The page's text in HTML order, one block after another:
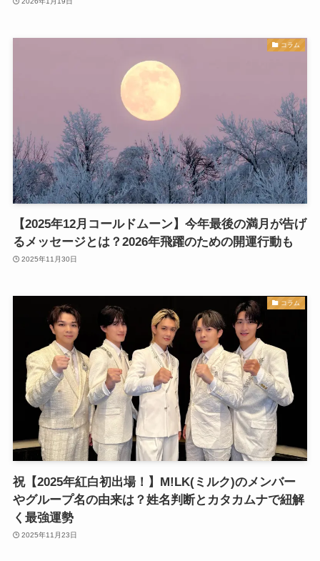
コラム
【2025年12月コールドムーン】今年最後の満月が告げ
るメッセージとは？2026年飛躍のための開運行動も
2025年11月30日
コラム
祝【2025年紅白初出場！】M!LK(ミルク)のメンバー
やグループ名の由来は？姓名判断とカタカムナで紐解
く最強運勢
2025年11月23日